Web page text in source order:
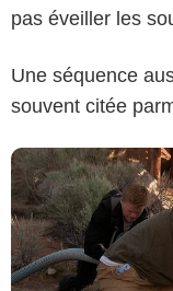
pas éveiller les
Une séquence
souvent citée